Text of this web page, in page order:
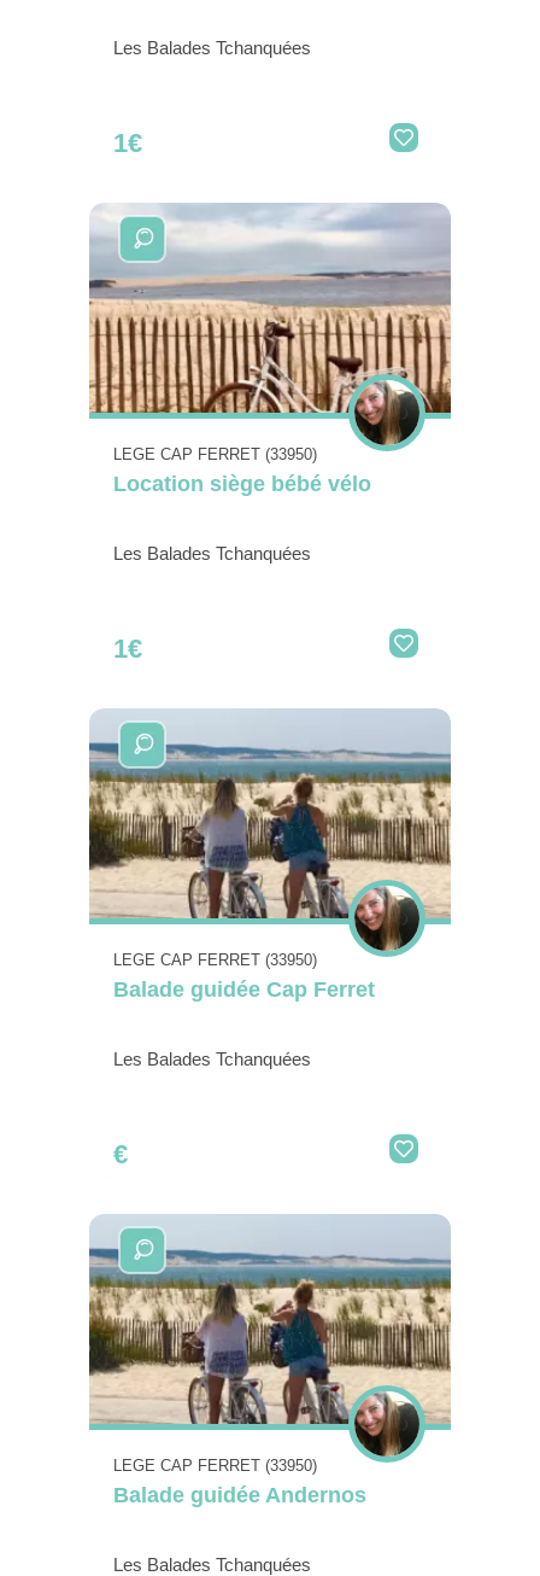
Les Balades Tchanquées
1€
LEGE CAP FERRET (33950)
Location siège bébé vélo
Les Balades Tchanquées
1€
LEGE CAP FERRET (33950)
Balade guidée Cap Ferret
Les Balades Tchanquées
€
LEGE CAP FERRET (33950)
Balade guidée Andernos
Les Balades Tchanquées